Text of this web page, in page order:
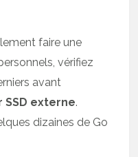
faire une
vérifiez
avant
externe.
dizaines de Go